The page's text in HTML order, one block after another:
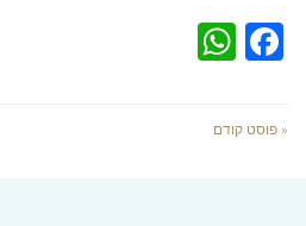
Facebook
« פוסט קודם